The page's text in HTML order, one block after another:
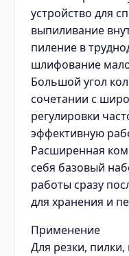
устройство для
выпиливание
пиление в
шлифование
Большой угол
сочетании с
регулировки
эффективную
Расширенная
себя базовый
работы сразу
для хранения и
Применение
Для резки,